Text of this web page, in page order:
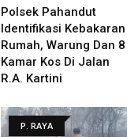
Polsek Pahandut
Identifikasi Kebakaran
Rumah, Warung Dan 8
Kamar Kos Di Jalan
R.A. Kartini
P. RAYA